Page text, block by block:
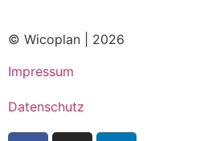
© Wicoplan | 2026
Impressum
Datenschutz